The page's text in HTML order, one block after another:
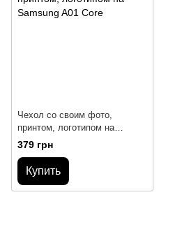
Чехол со своим фото,
принтом, логотипом на
Samsung A01 Core
379 грн
Купить